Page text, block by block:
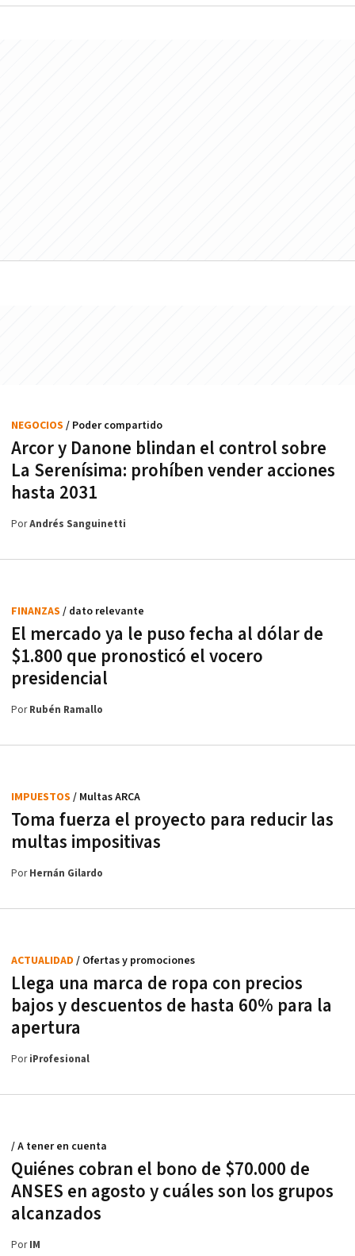
Arcor y Danone blindan el control sobre
La Serenísima: prohíben vender acciones
hasta 2031
NEGOCIOS / Poder compartido
PorAndrés Sanguinetti
El mercado ya le puso fecha al dólar de
$1.800 que pronosticó el vocero
presidencial
FINANZAS / dato relevante
PorRubén Ramallo
Toma fuerza el proyecto para reducir las
multas impositivas
IMPUESTOS / Multas ARCA
PorHernán Gilardo
Llega una marca de ropa con precios
bajos y descuentos de hasta 60% para la
apertura
ACTUALIDAD / Ofertas y promociones
PoriProfesional
Quiénes cobran el bono de $70.000 de
ANSES en agosto y cuáles son los grupos
alcanzados
/ A tener en cuenta
PorIM